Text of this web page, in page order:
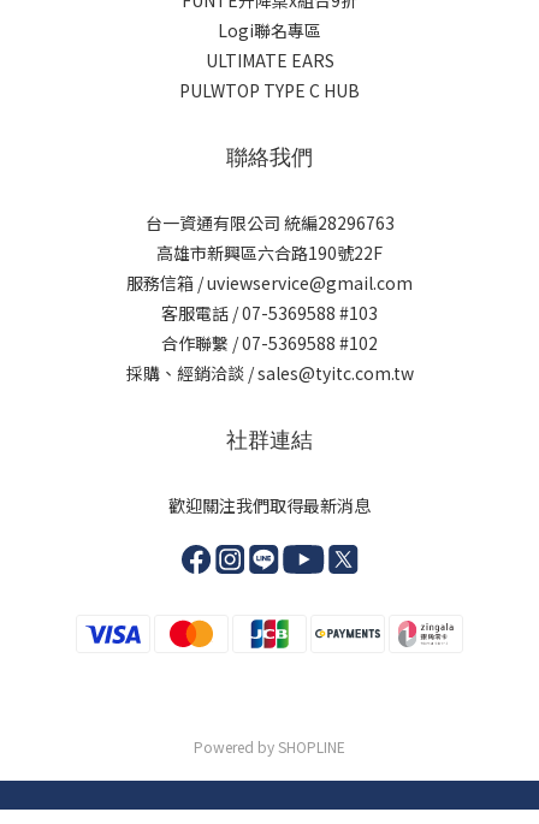
Logi聯名專區
ULTIMATE EARS
PULWTOP TYPE C HUB
聯絡我們
台一資通有限公司 統編28296763
高雄市新興區六合路190號22F
服務信箱 / uviewservice@gmail.com
客服電話 / 07-5369588 #103
合作聯繫 / 07-5369588 #102
採購、經銷洽談 / sales@tyitc.com.tw
社群連結
歡迎關注我們取得最新消息
Powered by SHOPLINE